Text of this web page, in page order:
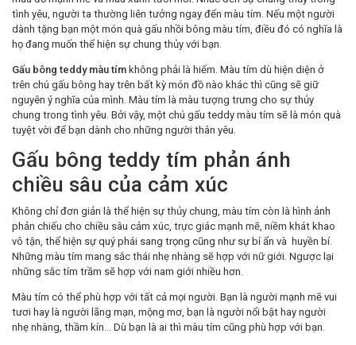
tình yêu, người ta thường liên tưởng ngay đến màu tím. Nếu một người
dành tặng bạn một món quà gấu nhồi bông màu tím, điều đó có nghĩa là
họ đang muốn thể hiện sự chung thủy với bạn.
Gấu bông teddy màu tím không phải là hiếm. Màu tím dù hiện diện ở
trên chú gấu bông hay trên bất kỳ món đồ nào khác thì cũng sẽ giữ
nguyên ý nghĩa của mình. Màu tím là màu tượng trưng cho sự thủy
chung trong tình yêu. Bởi vậy, một chú gấu teddy màu tím sẽ là món quà
tuyệt vời để bạn dành cho những người thân yêu.
Gấu bông teddy tím phản ánh
chiều sâu của cảm xúc
Không chỉ đơn giản là thể hiện sự thủy chung, màu tím còn là hình ảnh
phản chiếu cho chiều sâu cảm xúc, trực giác mạnh mẽ, niềm khát khao
vô tận, thể hiện sự quý phái sang trọng cũng như sự bí ẩn và huyền bí.
Những màu tím mang sắc thái nhẹ nhàng sẽ hợp với nữ giới. Ngược lại
những sắc tím trầm sẽ hợp với nam giới nhiều hơn.
Màu tím có thể phù hợp với tất cả mọi người. Bạn là người mạnh mẽ vui
tươi hay là người lãng mạn, mộng mơ, bạn là người nổi bật hay người
nhẹ nhàng, thầm kín… Dù bạn là ai thì màu tím cũng phù hợp với bạn.